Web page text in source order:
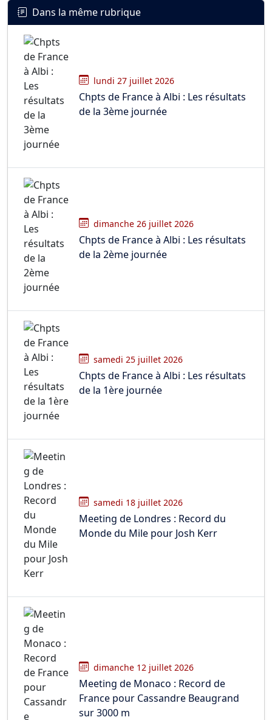
Dans la même rubrique
lundi 27 juillet 2026
Chpts de France à Albi : Les résultats
de la 3ème journée
dimanche 26 juillet 2026
Chpts de France à Albi : Les résultats
de la 2ème journée
samedi 25 juillet 2026
Chpts de France à Albi : Les résultats
de la 1ère journée
samedi 18 juillet 2026
Meeting de Londres : Record du
Monde du Mile pour Josh Kerr
dimanche 12 juillet 2026
Meeting de Monaco : Record de
France pour Cassandre Beaugrand
sur 3000 m